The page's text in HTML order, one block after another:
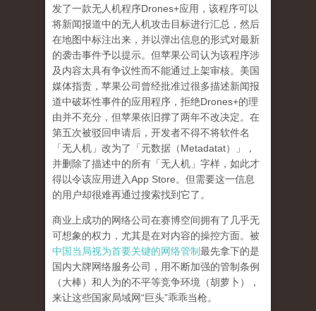
发了一款无人机程序Drones+应用，该程序可以
将新闻报道中的无人机攻击目标进行汇总，然后
在地图中标注出来，并以弹出信息的形式对最新
的袭击事件予以提示。但苹果公司认为该程序涉
及内容太具有争议性而不能通过上架审核。美国
媒体指责，苹果公司曾经批准过很多描述新闻报
道中破坏性事件的应用程序，拒绝Drones+的理
由并不充分，但苹果依旧撑了两年不改决定。在
第五次被驳回申请后，开发者不得不将软件名
「无人机」改为了「元数据（Metadatat）」，
并删除了描述中的所有「无人机」字样，如此才
得以令该应用进入App Store。但需要这一信息
的用户却很难再通过搜索找到它了。
商业上成功的网络公司在赛博空间拥有了几乎无
可想象的权力，尤其是在对内容的操控方面。被
中国当局视为首要关键的网络管制最先拿下的是
国内大牌网络服务公司 ，用不断加强的管制条例
（大棒）和人为的不平等竞争环境（胡萝卜），
来让这些国家局域网“巨头”乖乖当枪。